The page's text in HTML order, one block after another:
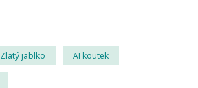
Zlatý jablko AI koutek